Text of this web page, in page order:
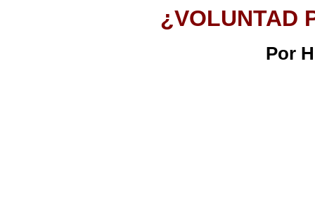
¿VOLUNTAD
Por